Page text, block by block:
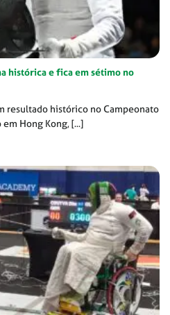
histórica e fica em sétimo no
resultado histórico no Campeonato
Hong Kong, [...]